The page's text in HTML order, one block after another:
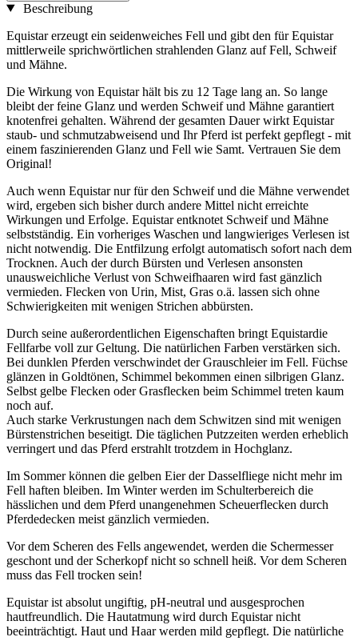
Beschreibung
Equistar erzeugt ein seidenweiches Fell und gibt den für Equistar
mittlerweile sprichwörtlichen strahlenden Glanz auf Fell, Schweif
und Mähne.
Die Wirkung von Equistar hält bis zu 12 Tage lang an. So lange
bleibt der feine Glanz und werden Schweif und Mähne garantiert
knotenfrei gehalten. Während der gesamten Dauer wirkt Equistar
staub- und schmutzabweisend und Ihr Pferd ist perfekt gepflegt - mit
einem faszinierenden Glanz und Fell wie Samt. Vertrauen Sie dem
Original!
Auch wenn Equistar nur für den Schweif und die Mähne verwendet
wird, ergeben sich bisher durch andere Mittel nicht erreichte
Wirkungen und Erfolge. Equistar entknotet Schweif und Mähne
selbstständig. Ein vorheriges Waschen und langwieriges Verlesen ist
nicht notwendig. Die Entfilzung erfolgt automatisch sofort nach dem
Trocknen. Auch der durch Bürsten und Verlesen ansonsten
unausweichliche Verlust von Schweifhaaren wird fast gänzlich
vermieden. Flecken von Urin, Mist, Gras o.ä. lassen sich ohne
Schwierigkeiten mit wenigen Strichen abbürsten.
Durch seine außerordentlichen Eigenschaften bringt Equistardie
Fellfarbe voll zur Geltung. Die natürlichen Farben verstärken sich.
Bei dunklen Pferden verschwindet der Grauschleier im Fell. Füchse
glänzen in Goldtönen, Schimmel bekommen einen silbrigen Glanz.
Selbst gelbe Flecken oder Grasflecken beim Schimmel treten kaum
noch auf.
Auch starke Verkrustungen nach dem Schwitzen sind mit wenigen
Bürstenstrichen beseitigt. Die täglichen Putzzeiten werden erheblich
verringert und das Pferd erstrahlt trotzdem in Hochglanz.
Im Sommer können die gelben Eier der Dasselfliege nicht mehr im
Fell haften bleiben. Im Winter werden im Schulterbereich die
hässlichen und dem Pferd unangenehmen Scheuerflecken durch
Pferdedecken meist gänzlich vermieden.
Vor dem Scheren des Fells angewendet, werden die Schermesser
geschont und der Scherkopf nicht so schnell heiß. Vor dem Scheren
muss das Fell trocken sein!
Equistar ist absolut ungiftig, pH-neutral und ausgesprochen
hautfreundlich. Die Hautatmung wird durch Equistar nicht
beeinträchtigt. Haut und Haar werden mild gepflegt. Die natürliche